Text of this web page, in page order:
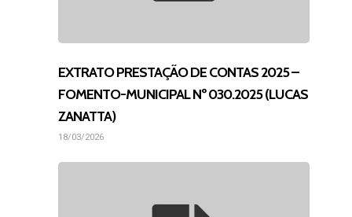
EXTRATO PRESTAÇÃO DE CONTAS 2025 –
FOMENTO-MUNICIPAL Nº 030.2025 (LUCAS
ZANATTA)
18/03/2026